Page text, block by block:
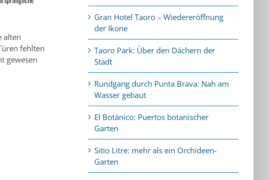
alten
fehlten
gewesen
Gran Hotel Taoro – Wiedereröffnung
der Ikone
Taoro Park: Über den Dächern der
Stadt
Rundgang durch Punta Brava: Nah am
Wasser gebaut
El Botánico: Puertos botanischer
Garten
Sitio Litre: mehr als ein Orchideen-
Garten